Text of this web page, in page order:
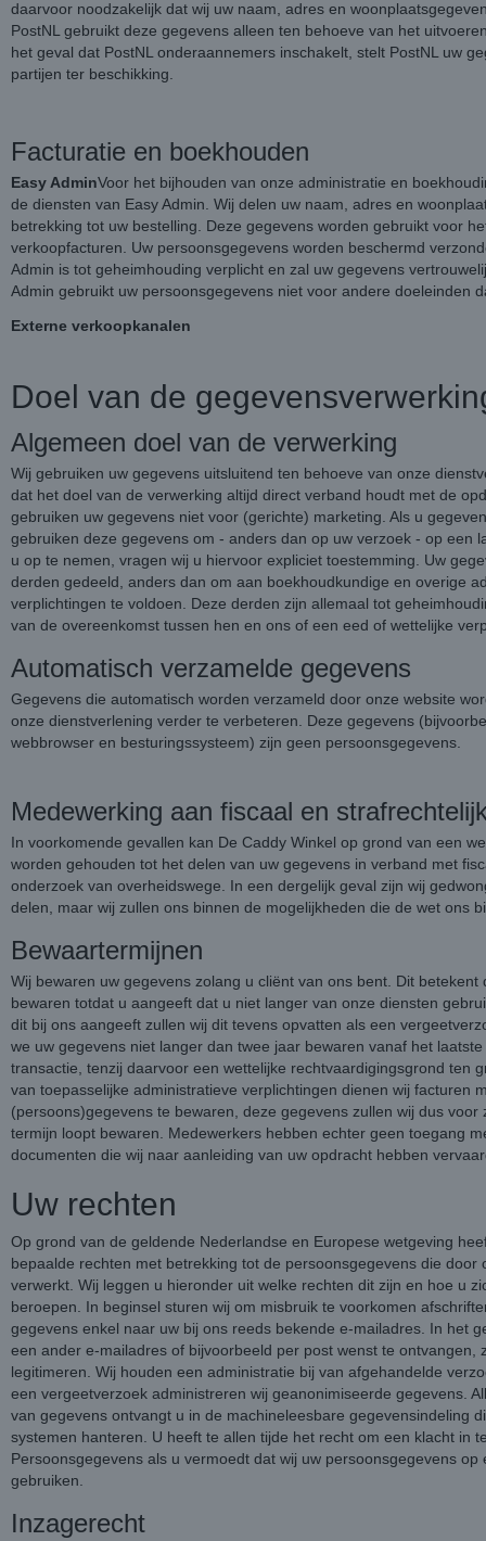
daarvoor noodzakelijk dat wij uw naam, adres en
PostNL gebruikt deze gegevens alleen ten behoeve van het
het geval dat PostNL onderaannemers inschakelt, stelt PostNL uw
partijen ter beschikking.
Facturatie en boekhouden
Easy AdminVoor het bijhouden van onze administratie en
de diensten van Easy Admin. Wij delen uw naam, adres en
betrekking tot uw bestelling. Deze gegevens worden gebruikt voor
verkoopfacturen. Uw persoonsgegevens worden beschermd
Admin is tot geheimhouding verplicht en zal uw gegevens
Admin gebruikt uw persoonsgegevens niet voor andere doeleinden
Externe verkoopkanalen
Doel van de
Algemeen doel van de verwerking
Wij gebruiken uw gegevens uitsluitend ten behoeve van onze
dat het doel van de verwerking altijd direct verband houdt met de
gebruiken uw gegevens niet voor (gerichte) marketing. Als u
gebruiken deze gegevens om - anders dan op uw verzoek - op een
u op te nemen, vragen wij u hiervoor expliciet toestemming. Uw
derden gedeeld, anders dan om aan boekhoudkundige en overige
verplichtingen te voldoen. Deze derden zijn allemaal tot
van de overeenkomst tussen hen en ons of een eed of wettelijke
Automatisch verzamelde gegevens
Gegevens die automatisch worden verzameld door onze website
onze dienstverlening verder te verbeteren. Deze gegevens
webbrowser en besturingssysteem) zijn geen persoonsgegevens.
Medewerking aan fiscaal en
In voorkomende gevallen kan De Caddy Winkel op grond van een
worden gehouden tot het delen van uw gegevens in verband met
onderzoek van overheidswege. In een dergelijk geval zijn wij
delen, maar wij zullen ons binnen de mogelijkheden die de wet ons
Bewaartermijnen
Wij bewaren uw gegevens zolang u cliënt van ons bent. Dit betekent
bewaren totdat u aangeeft dat u niet langer van onze diensten
dit bij ons aangeeft zullen wij dit tevens opvatten als een
we uw gegevens niet langer dan twee jaar bewaren vanaf het
transactie, tenzij daarvoor een wettelijke rechtvaardigingsgrond ten
van toepasselijke administratieve verplichtingen dienen wij facturen
(persoons)gegevens te bewaren, deze gegevens zullen wij dus voor
termijn loopt bewaren. Medewerkers hebben echter geen toegang
documenten die wij naar aanleiding van uw opdracht hebben
Uw rechten
Op grond van de geldende Nederlandse en Europese wetgeving
bepaalde rechten met betrekking tot de persoonsgegevens die door
verwerkt. Wij leggen u hieronder uit welke rechten dit zijn en hoe u
beroepen. In beginsel sturen wij om misbruik te voorkomen
gegevens enkel naar uw bij ons reeds bekende e-mailadres. In het
een ander e-mailadres of bijvoorbeeld per post wenst te ontvangen,
legitimeren. Wij houden een administratie bij van afgehandelde
een vergeetverzoek administreren wij geanonimiseerde gegevens.
van gegevens ontvangt u in de machineleesbare gegevensindeling
systemen hanteren. U heeft te allen tijde het recht om een klacht in
Persoonsgegevens als u vermoedt dat wij uw persoonsgegevens op
gebruiken.
Inzagerecht